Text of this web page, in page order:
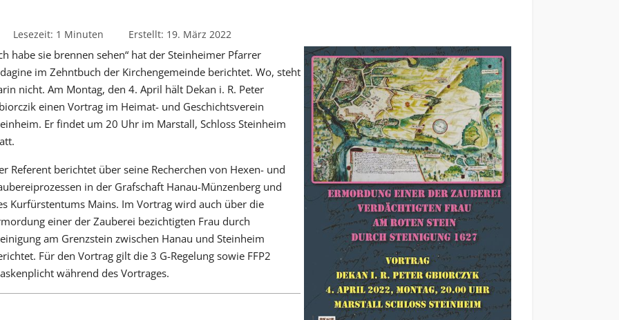
Lesezeit: 1 Minuten Erstellt: 19. März 2022
habe sie brennen sehen“ hat der Steinheimer Pfarrer
im Zehntbuch der Kirchengemeinde berichtet. Wo, steht
nicht. Am Montag, den 4. April hält Dekan i. R. Peter
einen Vortrag im Heimat- und Geschichtsverein
Er findet um 20 Uhr im Marstall, Schloss Steinheim
Referent berichtet über seine Recherchen von Hexen- und
in der Grafschaft Hanau-Münzenberg und
Kurfürstentums Mains. Im Vortrag wird auch über die
einer der Zauberei bezichtigten Frau durch
am Grenzstein zwischen Hanau und Steinheim
Für den Vortrag gilt die 3 G-Regelung sowie FFP2
während des Vortrages.